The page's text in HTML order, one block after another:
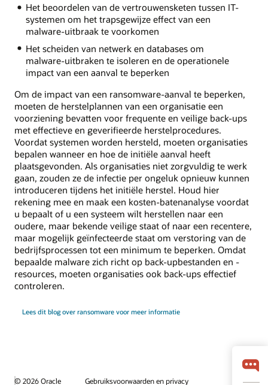
Het beoordelen van de vertrouwensketen tussen IT-
systemen om het trapsgewijze effect van een
malware-uitbraak te voorkomen
Het scheiden van netwerk en databases om
malware-uitbraken te isoleren en de operationele
impact van een aanval te beperken
Om de impact van een ransomware-aanval te beperken,
moeten de herstelplannen van een organisatie een
voorziening bevatten voor frequente en veilige back-ups
met effectieve en geverifieerde herstelprocedures.
Voordat systemen worden hersteld, moeten organisaties
bepalen wanneer en hoe de initiële aanval heeft
plaatsgevonden. Als organisaties niet zorgvuldig te werk
gaan, zouden ze de infectie per ongeluk opnieuw kunnen
introduceren tijdens het initiële herstel. Houd hier
rekening mee en maak een kosten-batenanalyse voordat
u bepaalt of u een systeem wilt herstellen naar een
oudere, maar bekende veilige staat of naar een recentere,
maar mogelijk geïnfecteerde staat om verstoring van de
bedrijfsprocessen tot een minimum te beperken. Omdat
bepaalde malware zich richt op back-upbestanden en -
resources, moeten organisaties ook back-ups effectief
controleren.
Lees dit blog over ransomware voor meer informatie
© 2026 Oracle Gebruiksvoorwaarden en privacy